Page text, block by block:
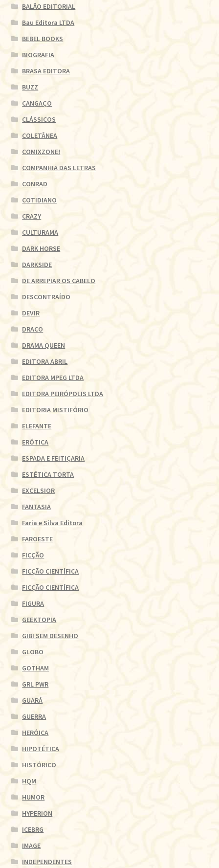
BALÃO EDITORIAL
Bau Editora LTDA
BEBEL BOOKS
BIOGRAFIA
BRASA EDITORA
BUZZ
CANGAÇO
CLÁSSICOS
COLETÂNEA
COMIXZONE!
COMPANHIA DAS LETRAS
CONRAD
COTIDIANO
CRAZY
CULTURAMA
DARK HORSE
DARKSIDE
DE ARREPIAR OS CABELO
DESCONTRAÍDO
DEVIR
DRACO
DRAMA QUEEN
EDITORA ABRIL
EDITORA MPEG LTDA
EDITORA PEIRÓPOLIS LTDA
EDITORIA MISTIFÓRIO
ELEFANTE
ERÓTICA
ESPADA E FEITIÇARIA
ESTÉTICA TORTA
EXCELSIOR
FANTASIA
Faria e Silva Editora
FAROESTE
FICÇÃO
FICÇÃO CIENTÍFICA
FICÇÃO CIENTÍFICA
FIGURA
GEEKTOPIA
GIBI SEM DESENHO
GLOBO
GOTHAM
GRL PWR
GUARÁ
GUERRA
HERÓICA
HIPOTÉTICA
HISTÓRICO
HQM
HUMOR
HYPERION
ICEBRG
IMAGE
INDEPENDENTES